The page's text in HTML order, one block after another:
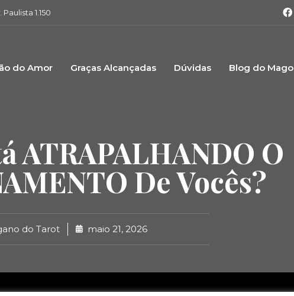
Paulista 1.150
do Amor Graças Alcançadas Dúvidas Blog do Mago
ATRAPALHANDO O
De Vocês?
do Tarot maio 21, 2026